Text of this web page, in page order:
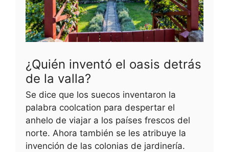
¿Quién inventó el oasis detrás
de la valla?
Se dice que los suecos inventaron la
palabra coolcation para despertar el
anhelo de viajar a los países frescos del
norte. Ahora también se les atribuye la
invención de las colonias de jardinería.